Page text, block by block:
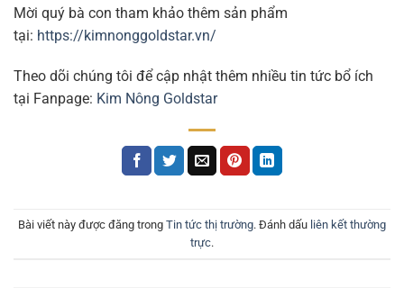
Mời quý bà con tham khảo thêm sản phẩm
tại: https://kimnonggoldstar.vn/
Theo dõi chúng tôi để cập nhật thêm nhiều tin tức bổ ích
tại Fanpage: Kim Nông Goldstar
Bài viết này được đăng trong Tin tức thị trường. Đánh dấu liên kết thường
trực.